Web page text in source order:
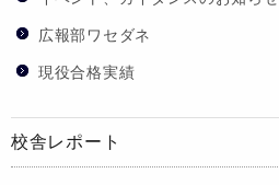
広報部ワセダネ
現役合格実績
校舎レポート